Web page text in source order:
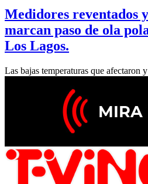
Medidores reventados
marcan paso de ola
Los Lagos.
Las bajas temperaturas que afectaron